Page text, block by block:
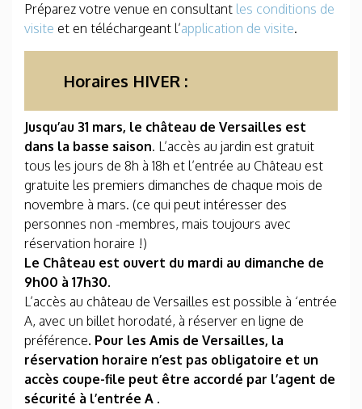
Préparez votre venue en consultant les conditions de
visite et en téléchargeant l’application de visite.
Horaires HIVER :
Jusqu’au 31 mars, le château de Versailles est
dans la basse saison. L’accès au jardin est gratuit
tous les jours de 8h à 18h et l’entrée au Château est
gratuite les premiers dimanches de chaque mois de
novembre à mars. (ce qui peut intéresser des
personnes non -membres, mais toujours avec
réservation horaire !)
Le Château est ouvert du mardi au dimanche de
9h00 à 17h30.
L’accès au château de Versailles est possible à ‘entrée
A, avec un billet horodaté, à réserver en ligne de
préférence. Pour les Amis de Versailles, la
réservation horaire n’est pas obligatoire et un
accès coupe-file peut être accordé par l’agent de
sécurité à l’entrée A .